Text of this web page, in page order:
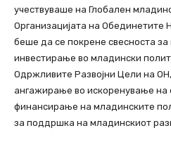
учествуваше на Глобален
Организацијата на Обединетите
беше да се покрене свесноста
инвестирање во младински
Одржливите Развојни Цели на
ангажирање во искоренување на
финансирање на младинските
за поддршка на младинскиот